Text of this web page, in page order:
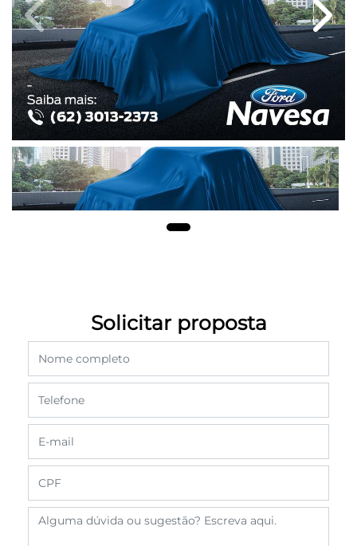
Previous Next
Solicitar proposta